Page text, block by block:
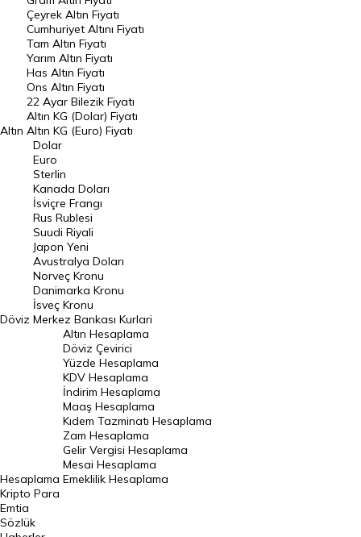
Raporlar
Endeksler
DÖVİZ
Döviz Kuru
Dolar Kuru
Euro Kuru
Pound Kuru
Frank Kuru
Riyal Kuru
Avustralya Doları
Danimarka Kronu Kuru
Kanada Doları Kuru
Norveç Kronu Kuru
İsveç Kronu Kuru
Japon Yeni Kuru
Serbest Piyasa Döviz Kurları
Merkez Bankası Döviz Kurları
Altın Fiyatları
Gram Altın Fiyatı
Altın
Çeyrek Altın Fiyatı
Cumhuriyet Altını Fiyatı
Tam Altın Fiyatı
Yarım Altın Fiyatı
Has Altın Fiyatı
Ons Altın Fiyatı
22 Ayar Bilezik Fiyatı
Altın KG (Dolar) Fiyatı
Altın KG (Euro) Fiyatı
Döviz
Dolar
Euro
Sterlin
Kanada Doları
İsviçre Frangı
Rus Rublesi
Suudi Riyali
Japon Yeni
Avustralya Doları
Norveç Kronu
Danimarka Kronu
İsveç Kronu
Merkez Bankası Kurlari
Hesaplama
Altın Hesaplama
Döviz Çevirici
Yüzde Hesaplama
KDV Hesaplama
İndirim Hesaplama
Maaş Hesaplama
Kıdem Tazminatı Hesaplama
Zam Hesaplama
Gelir Vergisi Hesaplama
Mesai Hesaplama
Emeklilik Hesaplama
Kripto Para
Emtia
Sözlük